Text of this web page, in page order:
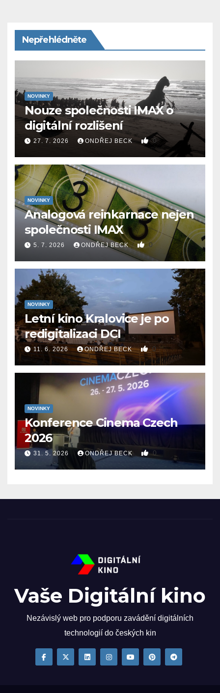
Nepřehlédněte
NOVINKY
Nouze společnosti IMAX o
digitální rozlišení
27. 7. 2026 ONDŘEJ BECK 0
NOVINKY
Analogová reinkarnace nejen
společnosti IMAX
5. 7. 2026 ONDŘEJ BECK 0
NOVINKY
Letní kino Kralovice je po
redigitalizaci DCI
11. 6. 2026 ONDŘEJ BECK 0
NOVINKY
Konference Cinema Czech
2026
31. 5. 2026 ONDŘEJ BECK 0
Vaše Digitální kino
Nezávislý web pro podporu zavádění digitálních
technologií do českých kin